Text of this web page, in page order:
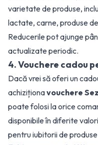
varietate de produse,
lactate, carne, produse
Reducerile pot ajunge
actualizate periodic.
4. Vouchere cadou
Dacă vrei să oferi un
achiziționavouchere
poate folosi la orice
disponibile în diferite
pentru iubitorii de